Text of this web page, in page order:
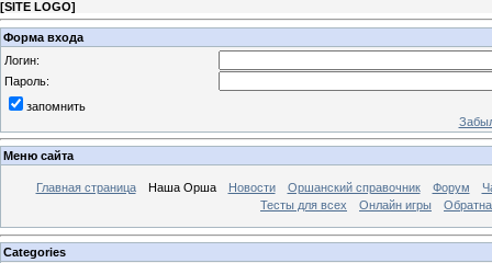
[SITE LOGO]
Форма входа
Логин:
Пароль:
запомнить
Меню сайта
Главная страница Наша Орша Новости Оршанский справочник Форум
Тесты для всех
Онлайн игры
Categories